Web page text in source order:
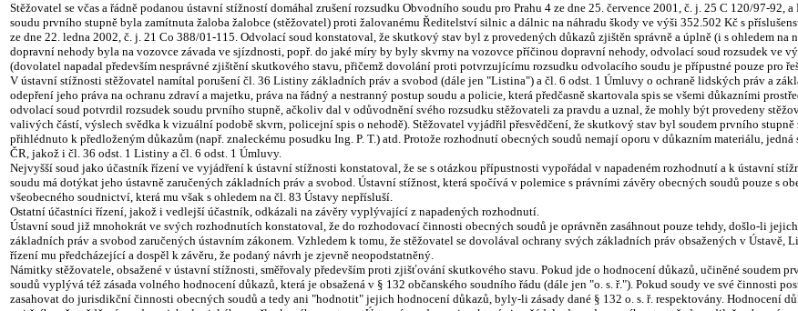
Stěžovatel se včas a řádně podanou ústavní stížností domáhal zrušení rozsudku Obvodního soudu pro Prahu 4 ze dne 25. července 2001, č. j. 25 C 120/97-92,
soudu prvního stupně byla zamítnuta žaloba žalobce (stěžovatel) proti žalovanému Ředitelství silnic a dálnic na náhradu škody ve výši 352.502 Kč s
ze dne 22. ledna 2002, č. j. 21 Co 388/01-115. Odvolací soud konstatoval, že skutkový stav byl z provedených důkazů zjištěn správně a úplně (i s ohledem
dopravní nehody byla na vozovce závada ve sjízdnosti, popř. do jaké míry by byly skvrny na vozovce příčinou dopravní nehody, odvolací soud rozsudek ve
(dovolatel napadal především nesprávné zjištění skutkového stavu, přičemž dovolání proti potvrzujícímu rozsudku odvolacího soudu je přípustné pouze pro
V ústavní stížnosti stěžovatel namítal porušení čl. 36 Listiny základních práv a svobod (dále jen "Listina") a čl. 6 odst. 1 Úmluvy o ochraně lidských práv a
odepření jeho práva na ochranu zdraví a majetku, práva na řádný a nestranný postup soudu a policie, která předčasně skartovala spis se všemi důkazními
odvolací soud potvrdil rozsudek soudu prvního stupně, ačkoliv dal v odůvodnění svého rozsudku stěžovateli za pravdu a uznal, že mohly být provedeny
valivých částí, výslech svědka k vizuální podobě skvrn, policejní spis o nehodě). Stěžovatel vyjádřil přesvědčení, že skutkový stav byl soudem prvního
přihlédnuto k předloženým důkazům (např. znaleckému posudku Ing. P. T.) atd. Protože rozhodnutí obecných soudů nemají oporu v důkazním materiálu,
ČR, jakož i čl. 36 odst. 1 Listiny a čl. 6 odst. 1 Úmluvy.
Nejvyšší soud jako účastník řízení ve vyjádření k ústavní stížnosti konstatoval, že se s otázkou přípustnosti vypořádal v napadeném rozhodnutí a k ústavní
soudu má dotýkat jeho ústavně zaručených základních práv a svobod. Ústavní stížnost, která spočívá v polemice s právními závěry obecných soudů pouze s
všeobecného soudnictví, která mu však s ohledem na čl. 83 Ústavy nepřísluší.
Ostatní účastníci řízení, jakož i vedlejší účastník, odkázali na závěry vyplývající z napadených rozhodnutí.
Ústavní soud již mnohokrát ve svých rozhodnutích konstatoval, že do rozhodovací činnosti obecných soudů je oprávněn zasáhnout pouze tehdy, došlo-li
základních práv a svobod zaručených ústavním zákonem. Vzhledem k tomu, že stěžovatel se dovolával ochrany svých základních práv obsažených v
řízení mu předcházející a dospěl k závěru, že podaný návrh je zjevně neopodstatněný.
Námitky stěžovatele, obsažené v ústavní stížnosti, směřovaly především proti zjišťování skutkového stavu. Pokud jde o hodnocení důkazů, učiněné soudem
soudů vyplývá též zásada volného hodnocení důkazů, která je obsažená v § 132 občanského soudního řádu (dále jen "o. s. ř."). Pokud soudy ve své činnosti
zasahovat do jurisdikční činnosti obecných soudů a tedy ani "hodnotit" jejich hodnocení důkazů, byly-li zásady dané § 132 o. s. ř. respektovány. Hodnocení